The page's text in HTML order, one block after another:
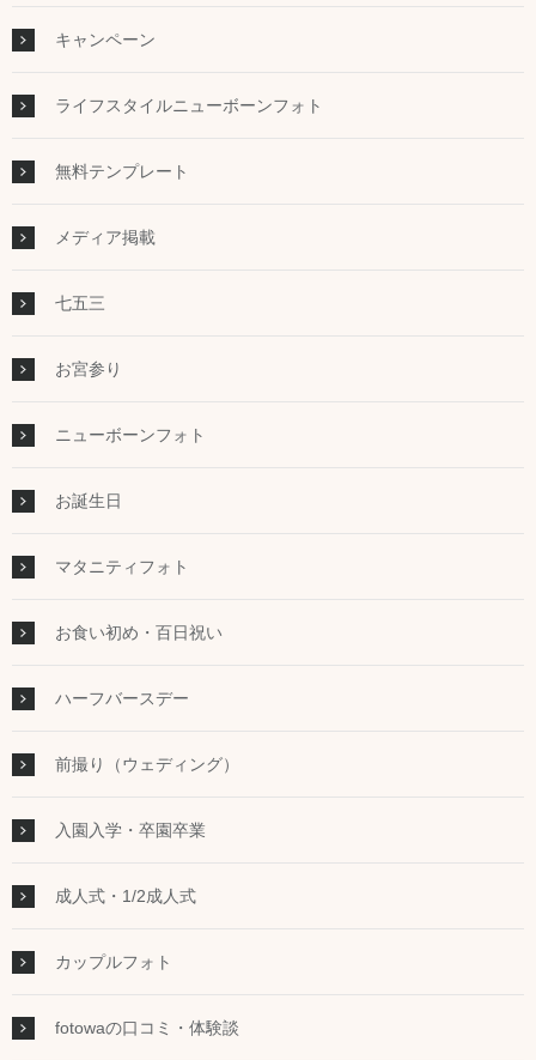
キャンペーン
ライフスタイルニューボーンフォト
無料テンプレート
メディア掲載
七五三
お宮参り
ニューボーンフォト
お誕生日
マタニティフォト
お食い初め・百日祝い
ハーフバースデー
前撮り（ウェディング）
入園入学・卒園卒業
成人式・1/2成人式
カップルフォト
fotowaの口コミ・体験談